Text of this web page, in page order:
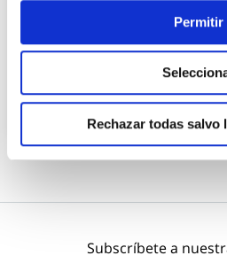
Permitir
Rechazar todas salvo
6,59 €
Añadir al
Subscríbete a